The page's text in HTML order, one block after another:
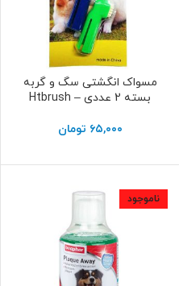
اطلاعات بیشتر
مسواک انگشتی سگ و گربه
بسته 2 عددی – Htbrush
۶۵,۰۰۰ تومان
ناموجود